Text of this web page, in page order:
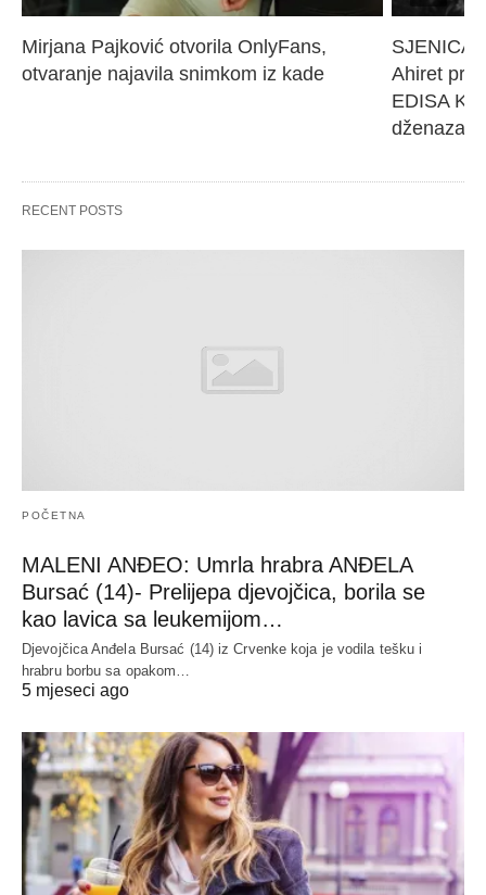
Mirjana Pajković otvorila OnlyFans,
otvaranje najavila snimkom iz kade
SJENICA
Ahiret
EDISA
dženaza
RECENT POSTS
POČETNA
MALENI ANĐEO: Umrla hrabra ANĐELA
Bursać (14)- Prelijepa djevojčica, borila se
kao lavica sa leukemijom…
Djevojčica Anđela Bursać (14) iz Crvenke koja je vodila tešku i
hrabru borbu sa opakom…
5 mjeseci ago